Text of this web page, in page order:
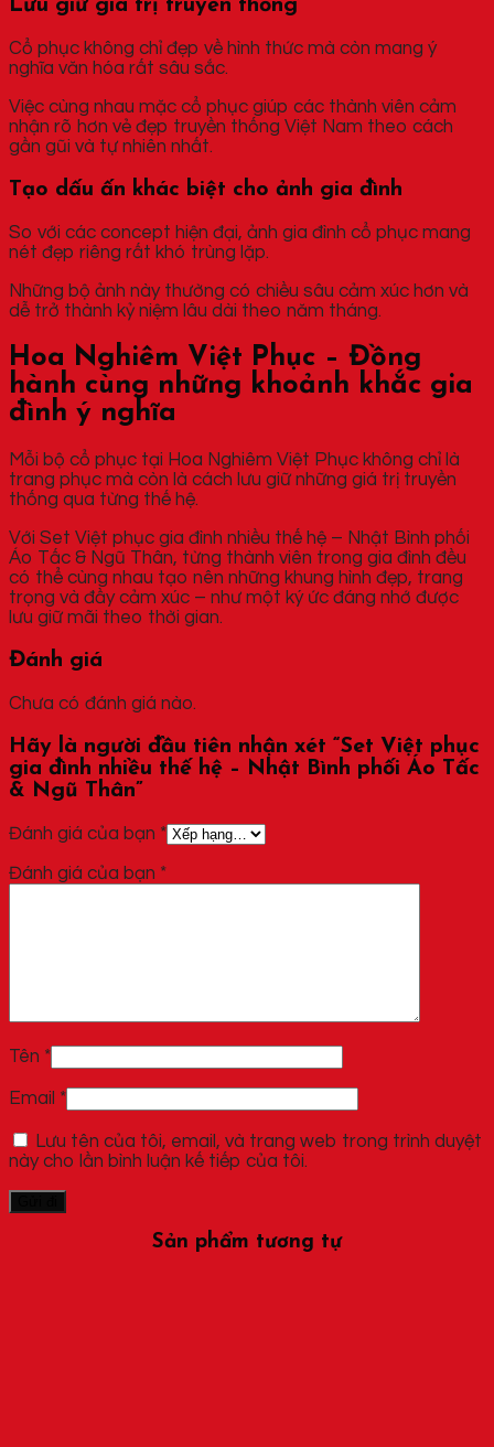
Lưu giữ giá trị truyền thống
Cổ phục không chỉ đẹp về hình thức mà còn mang ý
nghĩa văn hóa rất sâu sắc.
Việc cùng nhau mặc cổ phục giúp các thành viên cảm
nhận rõ hơn vẻ đẹp truyền thống Việt Nam theo cách
gần gũi và tự nhiên nhất.
Tạo dấu ấn khác biệt cho ảnh gia đình
So với các concept hiện đại, ảnh gia đình cổ phục mang
nét đẹp riêng rất khó trùng lặp.
Những bộ ảnh này thường có chiều sâu cảm xúc hơn và
dễ trở thành kỷ niệm lâu dài theo năm tháng.
Hoa Nghiêm Việt Phục – Đồng
hành cùng những khoảnh khắc gia
đình ý nghĩa
Mỗi bộ cổ phục tại Hoa Nghiêm Việt Phục không chỉ là
trang phục mà còn là cách lưu giữ những giá trị truyền
thống qua từng thế hệ.
Với Set Việt phục gia đình nhiều thế hệ – Nhật Bình phối
Áo Tấc & Ngũ Thân, từng thành viên trong gia đình đều
có thể cùng nhau tạo nên những khung hình đẹp, trang
trọng và đầy cảm xúc – như một ký ức đáng nhớ được
lưu giữ mãi theo thời gian.
Đánh giá
Chưa có đánh giá nào.
Hãy là người đầu tiên nhận xét “Set Việt phục
gia đình nhiều thế hệ – Nhật Bình phối Áo Tấc
& Ngũ Thân”
Đánh giá của bạn *
Đánh giá của bạn *
Tên *
Email *
Lưu tên của tôi, email, và trang web trong trình duyệt
này cho lần bình luận kế tiếp của tôi.
Sản phẩm tương tự